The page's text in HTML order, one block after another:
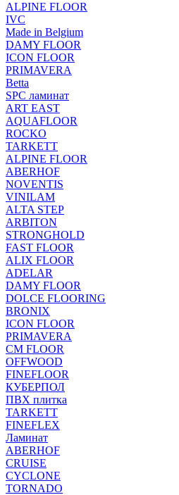
ALPINE FLOOR
IVC
Made in Belgium
DAMY FLOOR
ICON FLOOR
PRIMAVERA
Betta
SPC ламинат
ART EAST
AQUAFLOOR
ROCKO
TARKETT
ALPINE FLOOR
ABERHOF
NOVENTIS
VINILAM
ALTA STEP
ARBITON
STRONGHOLD
FAST FLOOR
ALIX FLOOR
ADELAR
DAMY FLOOR
DOLCE FLOORING
BRONIX
ICON FLOOR
PRIMAVERA
CM FLOOR
OFFWOOD
FINEFLOOR
КУБЕРПОЛ
ПВХ плитка
TARKETT
FINEFLEX
Ламинат
ABERHOF
CRUISE
CYCLONE
TORNADO